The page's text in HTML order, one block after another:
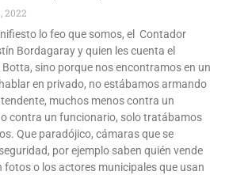
2022
lo feo que somos, el Contador
Bordagaray y quien les cuenta el
sino porque nos encontramos en un
en privado, no estábamos armando
muchos menos contra un
contra un funcionario, solo tratábamos
Que paradójico, cámaras que se
por ejemplo saben quién vende
fotos o los actores municipales que usan